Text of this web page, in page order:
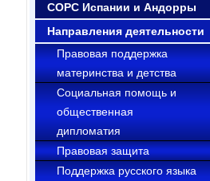
СОРС Испании и Андорры
Направления деятельности
Правовая поддержка
материнства и детства
Социальная помощь и
общественная
дипломатия
Правовая защита
Поддержка русского языка